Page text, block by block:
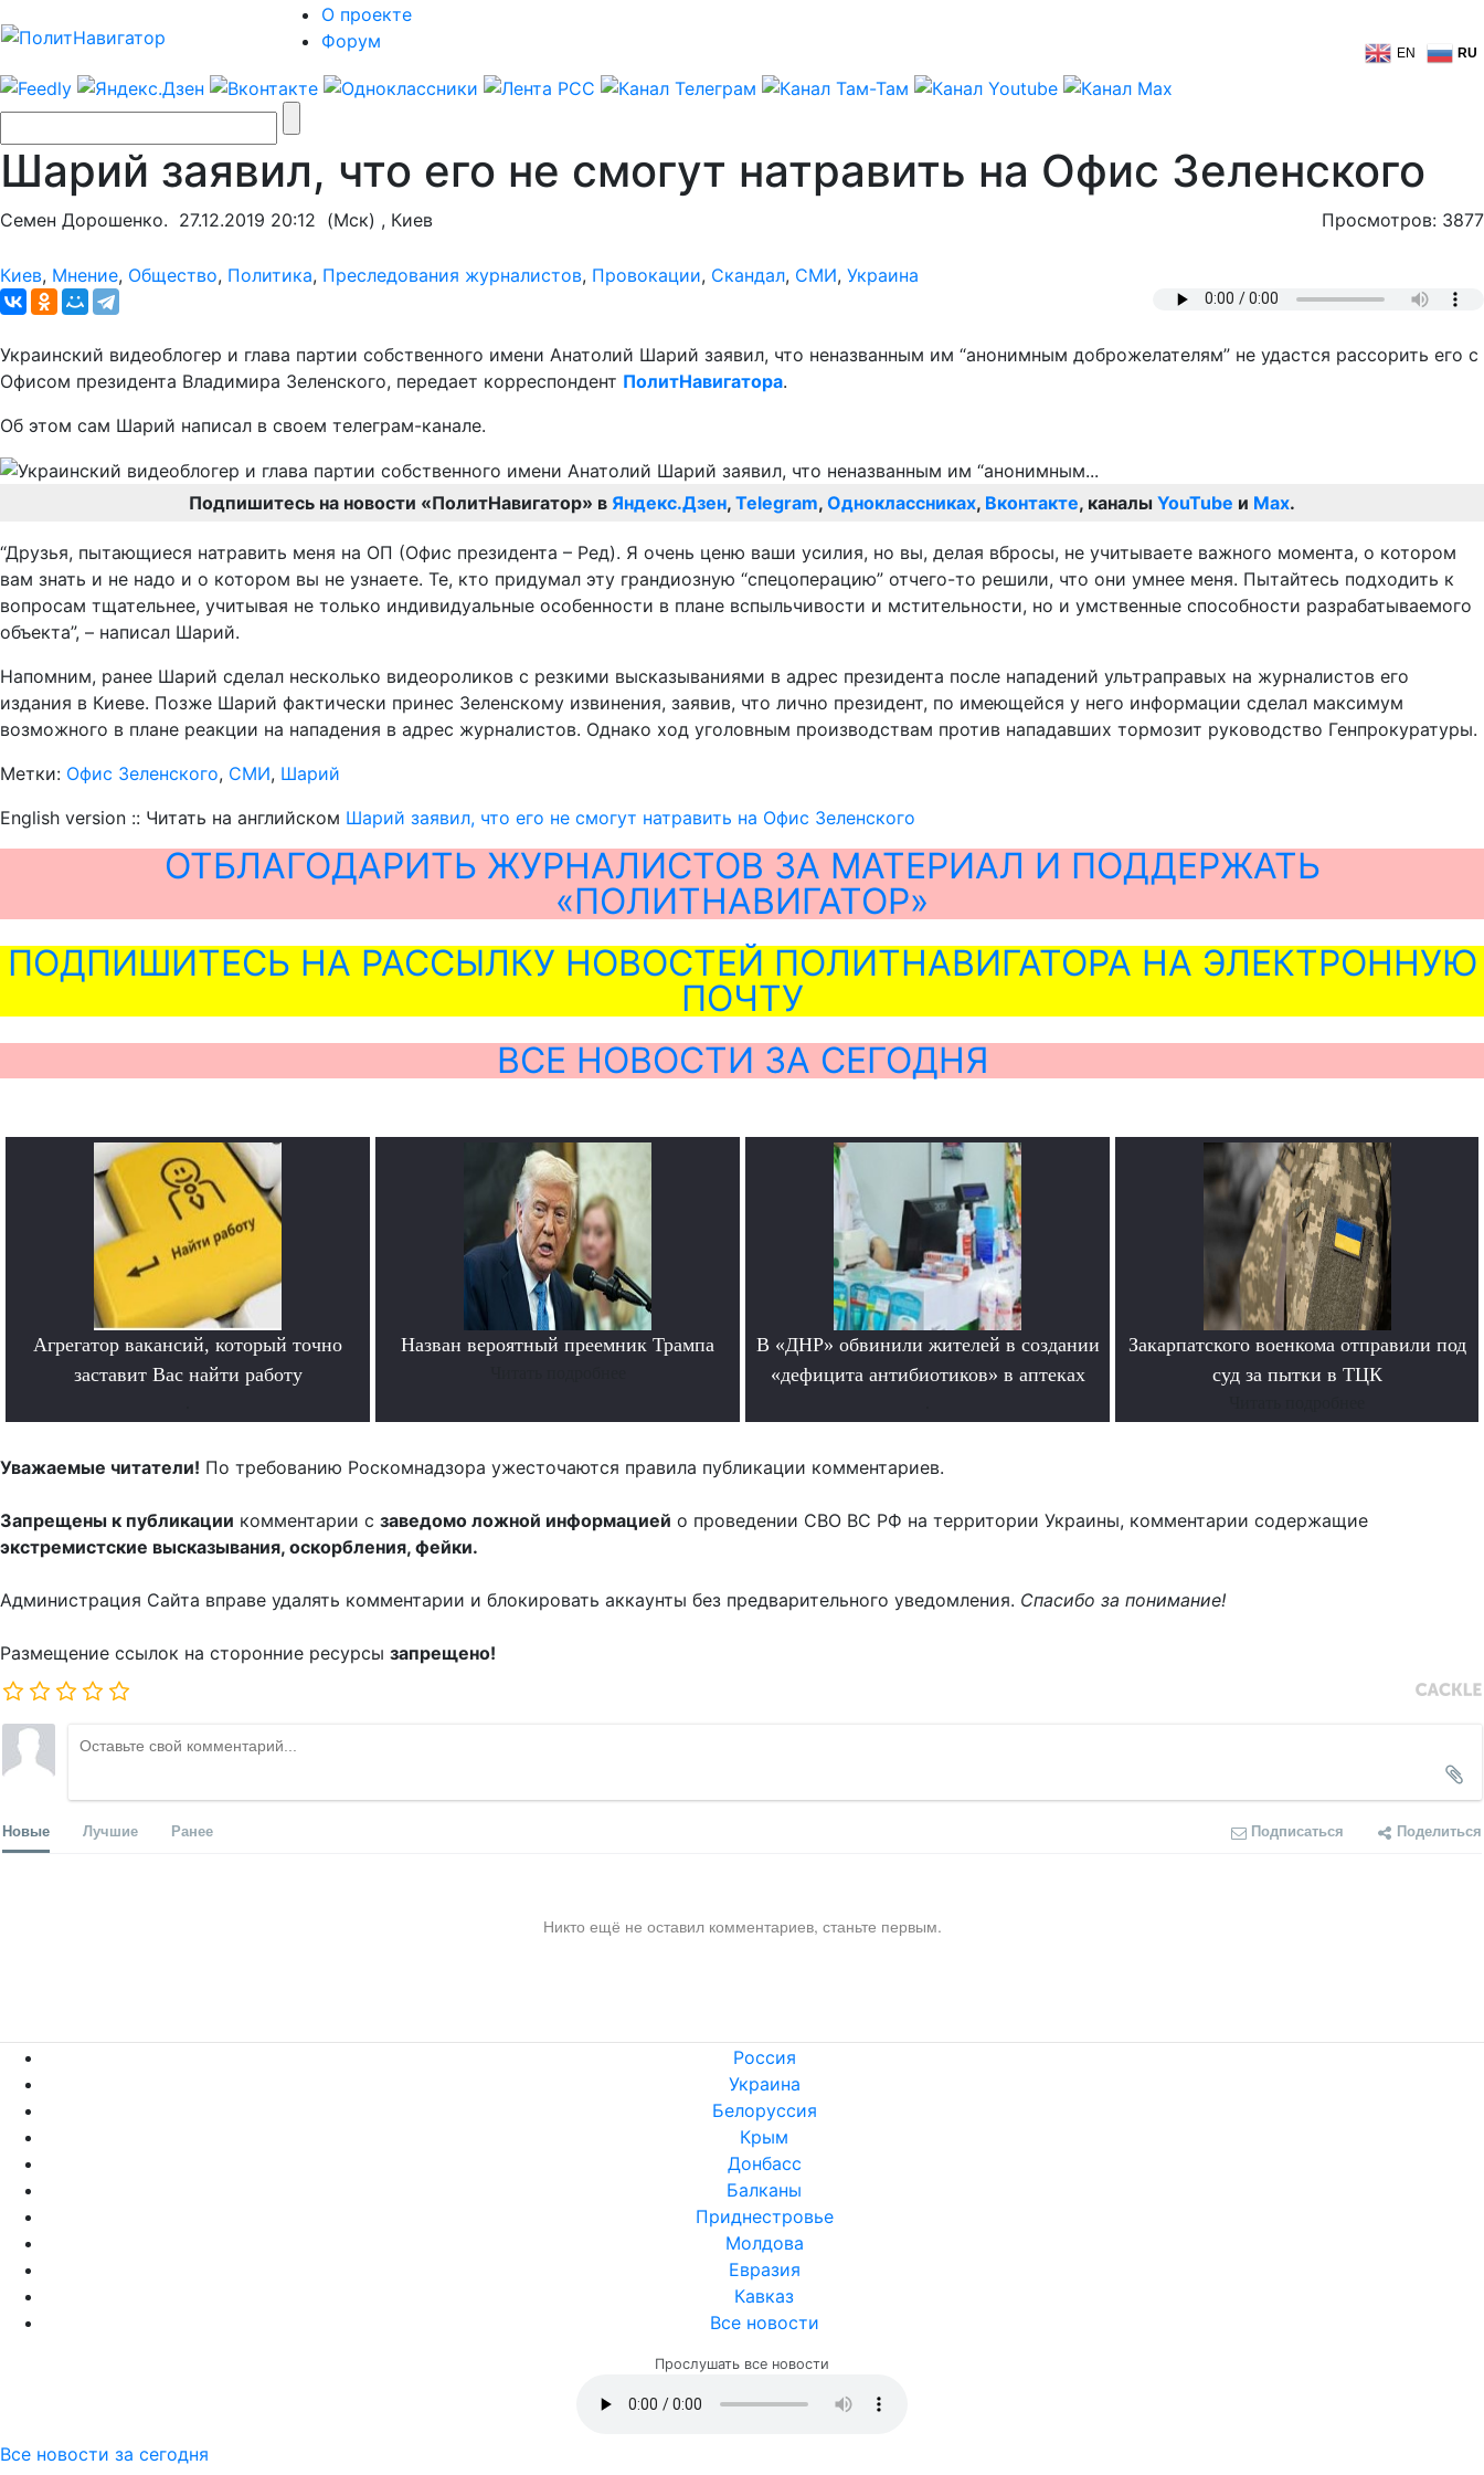
О проекте
Форум
EN RU
Шарий заявил, что его не смогут натравить на Офис Зеленского
Семен Дорошенко. 27.12.2019 20:12 (Мск) , Киев Просмотров: 3877
Киев, Мнение, Общество, Политика, Преследования журналистов, Провокации, Скандал, СМИ, Украина
Украинский видеоблогер и глава партии собственного имени Анатолий Шарий заявил, что неназванным им “анонимным доброжелателям” не удастся рассорить его с
Офисом президента Владимира Зеленского, передает корреспондент ПолитНавигатора.
Об этом сам Шарий написал в своем телеграм-канале.
Подпишитесь на новости «ПолитНавигатор» в Яндекс.Дзен, Telegram, Одноклассниках, Вконтакте, каналы YouTube и Max.
“Друзья, пытающиеся натравить меня на ОП (Офис президента – Ред). Я очень ценю ваши усилия, но вы, делая вбросы, не учитываете важного момента, о котором
вам знать и не надо и о котором вы не узнаете. Те, кто придумал эту грандиозную “спецоперацию” отчего-то решили, что они умнее меня. Пытайтесь подходить к
вопросам тщательнее, учитывая не только индивидуальные особенности в плане вспыльчивости и мстительности, но и умственные способности разрабатываемого
объекта”, – написал Шарий.
Напомним, ранее Шарий сделал несколько видеороликов с резкими высказываниями в адрес президента после нападений ультраправых на журналистов его
издания в Киеве. Позже Шарий фактически принес Зеленскому извинения, заявив, что лично президент, по имеющейся у него информации сделал максимум
возможного в плане реакции на нападения в адрес журналистов. Однако ход уголовным производствам против нападавших тормозит руководство Генпрокуратуры.
Метки: Офис Зеленского, СМИ, Шарий
English version :: Читать на английском Шарий заявил, что его не смогут натравить на Офис Зеленского
ОТБЛАГОДАРИТЬ ЖУРНАЛИСТОВ ЗА МАТЕРИАЛ И ПОДДЕРЖАТЬ
«ПОЛИТНАВИГАТОР»
ПОДПИШИТЕСЬ НА РАССЫЛКУ НОВОСТЕЙ ПОЛИТНАВИГАТОРА НА ЭЛЕКТРОННУЮ
ПОЧТУ
ВСЕ НОВОСТИ ЗА СЕГОДНЯ
Агрегатор вакансий, который точно
заставит Вас найти работу
Назван вероятный преемник Трампа
В «ДНР» обвинили жителей в создании
«дефицита антибиотиков» в аптеках
Закарпатского военкома отправили под
суд за пытки в ТЦК
Уважаемые читатели! По требованию Роскомнадзора ужесточаются правила публикации комментариев.
Запрещены к публикации комментарии с заведомо ложной информацией о проведении СВО ВС РФ на территории Украины, комментарии содержащие
экстремистские высказывания, оскорбления, фейки.
Администрация Сайта вправе удалять комментарии и блокировать аккаунты без предварительного уведомления. Спасибо за понимание!
Размещение ссылок на сторонние ресурсы запрещено!
Новые Лучшие Ранее Подписаться Поделиться
Никто ещё не оставил комментариев, станьте первым.
Россия
Украина
Белоруссия
Крым
Донбасс
Балканы
Приднестровье
Молдова
Евразия
Кавказ
Все новости
Прослушать все новости
Все новости за сегодня